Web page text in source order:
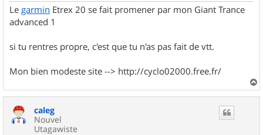
Le garmin Etrex 20 se fait promener par mon Giant Trance
advanced 1
si tu rentres propre, c'est que tu n'as pas fait de vtt.
Mon bien modeste site --> http://cyclo02000.free.fr/
a
caleg
Nouvel
Utagawiste